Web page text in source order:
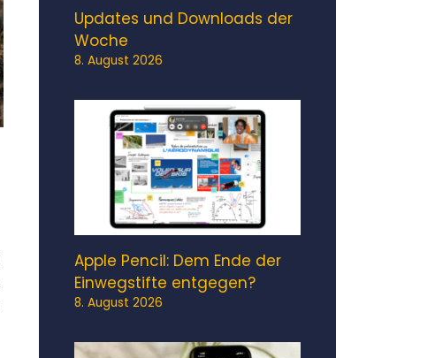
Updates und Downloads der
Woche
8. August 2026
Apple Pencil: Dem Ende der
Einwegstifte entgegen?
8. August 2026